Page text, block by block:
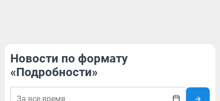
Новости по формату
«Подробности»